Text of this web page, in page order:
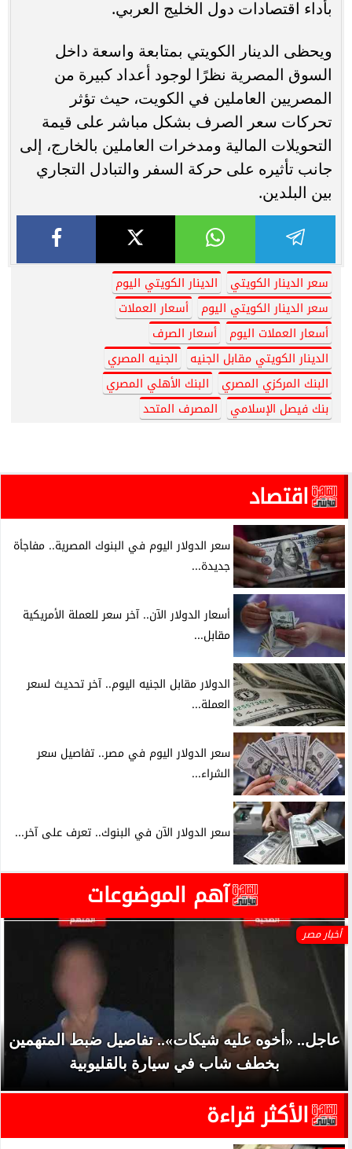
بأداء اقتصادات دول الخليج العربي.
ويحظى الدينار الكويتي بمتابعة واسعة داخل
السوق المصرية نظرًا لوجود أعداد كبيرة من
المصريين العاملين في الكويت، حيث تؤثر
تحركات سعر الصرف بشكل مباشر على قيمة
التحويلات المالية ومدخرات العاملين بالخارج، إلى
جانب تأثيره على حركة السفر والتبادل التجاري
بين البلدين.
سعر الدينار الكويتي
الدينار الكويتي اليوم
سعر الدينار الكويتي اليوم
أسعار العملات
أسعار العملات اليوم
أسعار الصرف
الدينار الكويتي مقابل الجنيه
الجنيه المصري
البنك المركزي المصري
البنك الأهلي المصري
بنك فيصل الإسلامي
المصرف المتحد
اقتصاد
سعر الدولار اليوم في البنوك المصرية.. مفاجأة
جديدة...
أسعار الدولار الآن.. آخر سعر للعملة الأمريكية
مقابل...
الدولار مقابل الجنيه اليوم.. آخر تحديث لسعر
العملة...
سعر الدولار اليوم في مصر.. تفاصيل سعر
الشراء...
سعر الدولار الآن في البنوك.. تعرف على آخر...
آهم الموضوعات
أخبار مصر
عاجل.. «أخوه عليه شيكات».. تفاصيل ضبط المتهمين
بخطف شاب في سيارة بالقليوبية
الأكثر قراءة